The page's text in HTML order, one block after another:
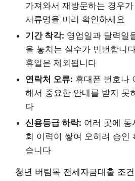
가져와서 재방문하는 경우
서류명을 미리 확인하세요
기간 착각: 영업일과 달력일
을 놓치는 실수가 빈번합니
휴일은 제외됩니다
연락처 오류: 휴대폰 번호나
해서 중요한 안내를 받지 못
다
신용등급 하락: 여러 곳에 동
회 이력이 쌓여 오히려 승인
습니다
청년 버팀목 전세자금대출 조